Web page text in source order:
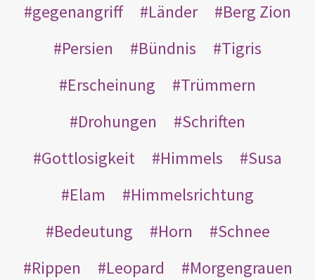
gegenangriff
Länder
Berg Zion
Persien
Bündnis
Tigris
Erscheinung
Trümmern
Drohungen
Schriften
Gottlosigkeit
Himmels
Susa
Elam
Himmelsrichtung
Bedeutung
Horn
Schnee
Rippen
Leopard
Morgengrauen